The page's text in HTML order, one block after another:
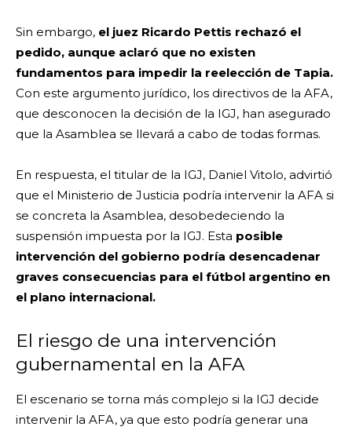
Sin embargo, el juez Ricardo Pettis rechazó el
pedido, aunque aclaró que no existen
fundamentos para impedir la reelección de Tapia.
Con este argumento jurídico, los directivos de la AFA,
que desconocen la decisión de la IGJ, han asegurado
que la Asamblea se llevará a cabo de todas formas.
En respuesta, el titular de la IGJ, Daniel Vitolo, advirtió
que el Ministerio de Justicia podría intervenir la AFA si
se concreta la Asamblea, desobedeciendo la
suspensión impuesta por la IGJ. Esta posible
intervención del gobierno podría desencadenar
graves consecuencias para el fútbol argentino en
el plano internacional.
El riesgo de una intervención
gubernamental en la AFA
El escenario se torna más complejo si la IGJ decide
intervenir la AFA, ya que esto podría generar una